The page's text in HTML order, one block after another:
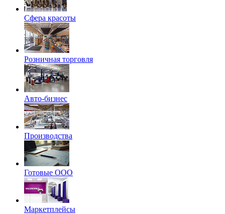
Сфера красоты
Розничная торговля
Авто-бизнес
Производства
Готовые ООО
Маркетплейсы